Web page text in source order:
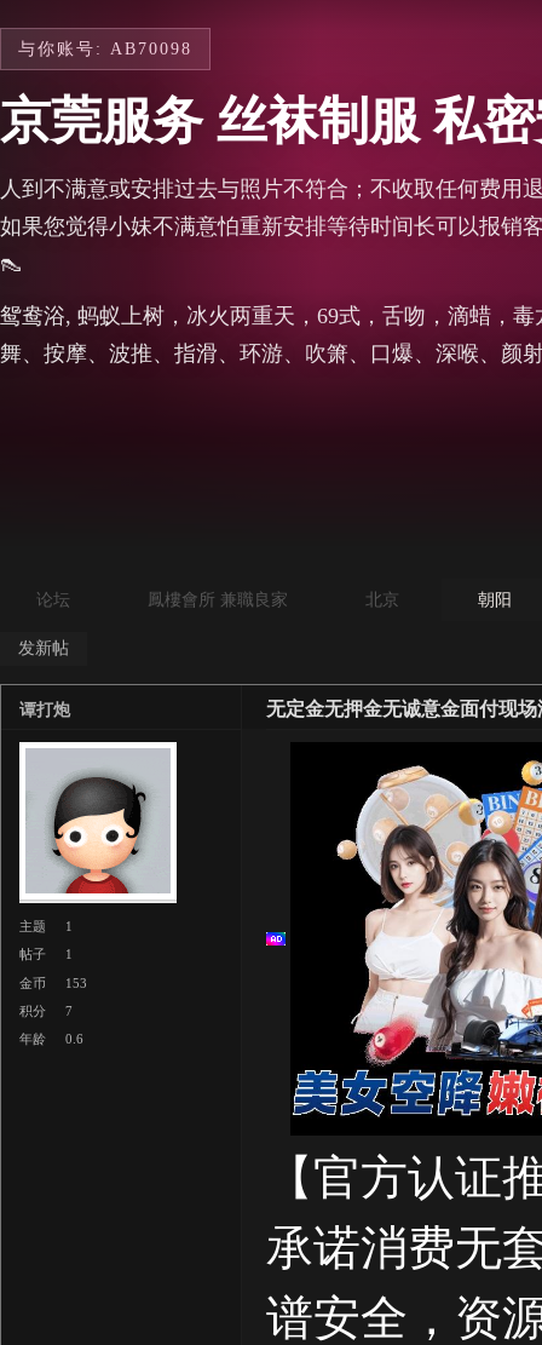
与你账号: AB70098
京莞服务 丝袜制服 私
人到不满意或安排过去与照片不符合；不收取任何费用
如果您觉得小妹不满意怕重新安排等待时间长可以报销
👠
鸳鸯浴, 蚂蚁上树，冰火两重天，69式，舌吻，滴蜡，
舞、按摩、波推、指滑、环游、吹箫、口爆、深喉、颜
论坛 鳳樓會所 兼職良家 北京 朝阳
发新帖
无定金无押金无诚意金面付现
谭打炮
主题
1
帖子
1
金币
153
积分
7
年龄
0.6
【官方认证
承诺消费无
谱安全，资